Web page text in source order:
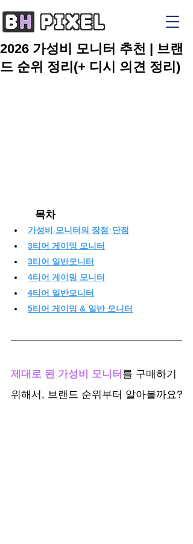
2026 가성비 모니터 추천 | 브랜
드 순위 정리(+ 디시 의견 정리)
	목차
가성비 모니터의 장점·단점
3티어 게이밍 모니터
3티어 일반모니터
4티어 게이밍 모니터
4티어 일반모니터
5티어 게이밍 & 일반 모니터
제대로 된 가성비 모니터 를 구매하기
위해서, 브랜드 순위부터 알아볼까요?